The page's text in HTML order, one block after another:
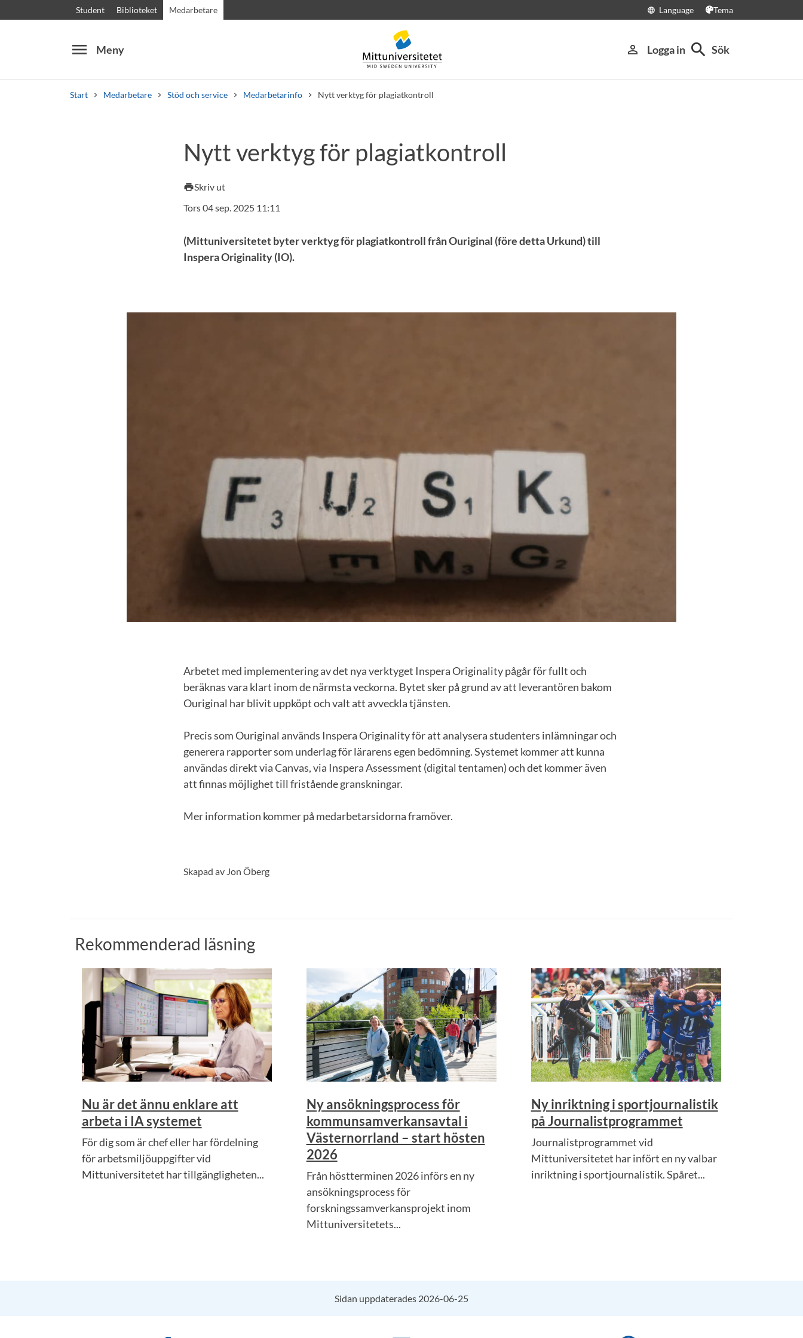
Student Biblioteket Medarbetare language Language Tema
menu Meny person_outline Logga in search Sök
Start Medarbetare Stöd och service Medarbetarinfo Nytt verktyg för plagiatkontroll
Kursplaner Välkomstbrev Personal Lediga jobb
Nytt verktyg för plagiatkontroll
printSkriv ut
Tors 04 sep. 2025 11:11
(Mittuniversitetet byter verktyg för plagiatkontroll från Ouriginal (före detta Urkund) till
Inspera Originality (IO).
Arbetet med implementering av det nya verktyget Inspera Originality pågår för fullt och
beräknas vara klart inom de närmsta veckorna. Bytet sker på grund av att leverantören bakom
Ouriginal har blivit uppköpt och valt att avveckla tjänsten.
Precis som Ouriginal används Inspera Originality för att analysera studenters inlämningar och
generera rapporter som underlag för lärarens egen bedömning. Systemet kommer att kunna
användas direkt via Canvas, via Inspera Assessment (digital tentamen) och det kommer även
att finnas möjlighet till fristående granskningar.
Mer information kommer på medarbetarsidorna framöver.
Skapad av Jon Öberg
Rekommenderad läsning
Nu är det ännu enklare att
arbeta i IA systemet
För dig som är chef eller har fördelning
för arbetsmiljöuppgifter vid
Mittuniversitetet har tillgängligheten...
Ny ansökningsprocess för
kommunsamverkansavtal i
Västernorrland – start hösten
2026
Från höstterminen 2026 införs en ny
ansökningsprocess för
forskningssamverkansprojekt inom
Mittuniversitetets...
Ny inriktning i sportjournalistik
på Journalistprogrammet
Journalistprogrammet vid
Mittuniversitetet har infört en ny valbar
inriktning i sportjournalistik. Spåret...
Sidan uppdaterades 2026-06-25